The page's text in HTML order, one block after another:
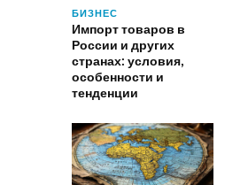
БИЗНЕС
Импорт товаров в
России и других
странах: условия,
особенности и
тенденции